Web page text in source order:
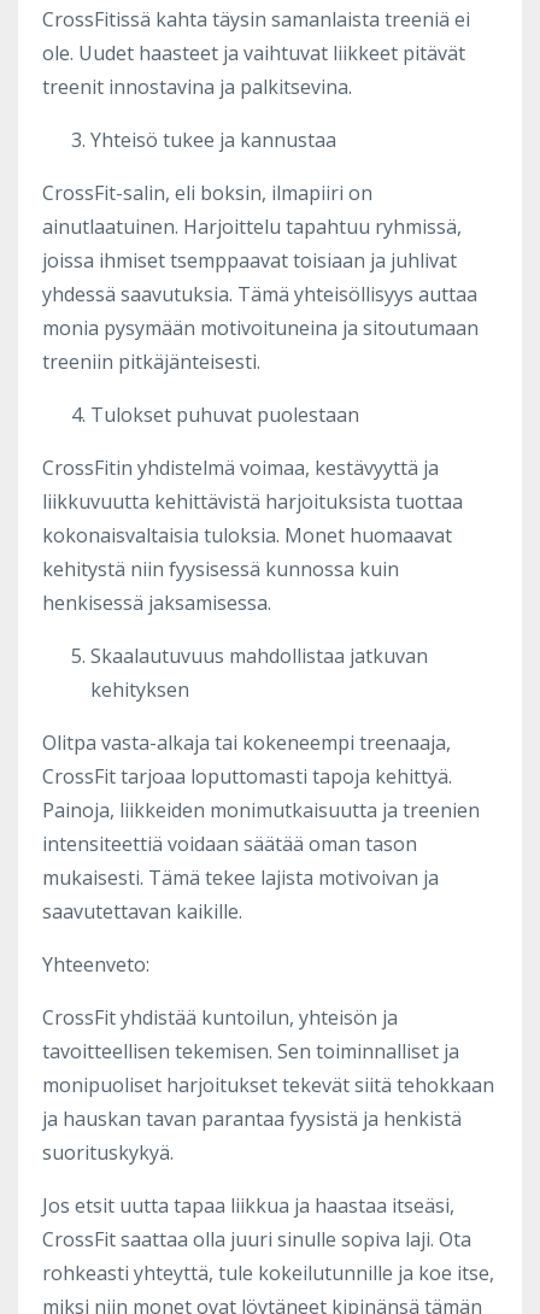
CrossFitissä kahta täysin samanlaista treeniä ei
ole. Uudet haasteet ja vaihtuvat liikkeet pitävät
treenit innostavina ja palkitsevina.
Yhteisö tukee ja kannustaa
CrossFit-salin, eli boksin, ilmapiiri on
ainutlaatuinen. Harjoittelu tapahtuu ryhmissä,
joissa ihmiset tsemppaavat toisiaan ja juhlivat
yhdessä saavutuksia. Tämä yhteisöllisyys auttaa
monia pysymään motivoituneina ja sitoutumaan
treeniin pitkäjänteisesti.
Tulokset puhuvat puolestaan
CrossFitin yhdistelmä voimaa, kestävyyttä ja
liikkuvuutta kehittävistä harjoituksista tuottaa
kokonaisvaltaisia tuloksia. Monet huomaavat
kehitystä niin fyysisessä kunnossa kuin
henkisessä jaksamisessa.
Skaalautuvuus mahdollistaa jatkuvan
kehityksen
Olitpa vasta-alkaja tai kokeneempi treenaaja,
CrossFit tarjoaa loputtomasti tapoja kehittyä.
Painoja, liikkeiden monimutkaisuutta ja treenien
intensiteettiä voidaan säätää oman tason
mukaisesti. Tämä tekee lajista motivoivan ja
saavutettavan kaikille.
Yhteenveto:
CrossFit yhdistää kuntoilun, yhteisön ja
tavoitteellisen tekemisen. Sen toiminnalliset ja
monipuoliset harjoitukset tekevät siitä tehokkaan
ja hauskan tavan parantaa fyysistä ja henkistä
suorituskykyä.
Jos etsit uutta tapaa liikkua ja haastaa itseäsi,
CrossFit saattaa olla juuri sinulle sopiva laji. Ota
rohkeasti yhteyttä, tule kokeilutunnille ja koe itse,
miksi niin monet ovat löytäneet kipinänsä tämän